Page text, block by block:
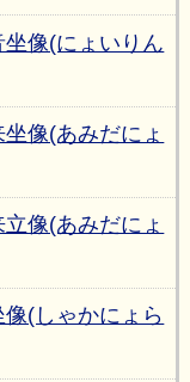
像(にょいりん
像(あみだにょ
像(あみだにょ
(しゃかにょら